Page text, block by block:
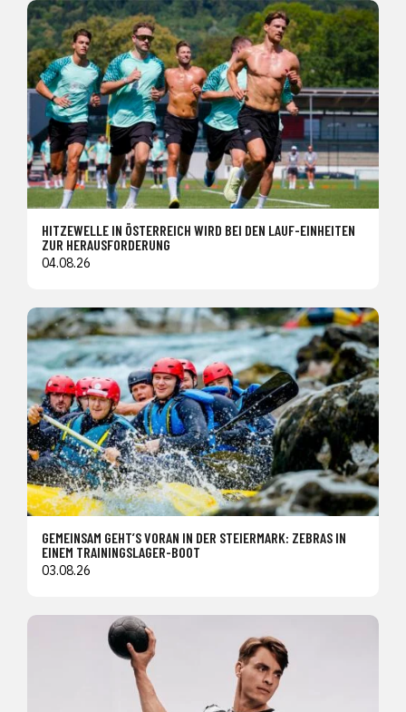
HITZEWELLE IN ÖSTERREICH WIRD BEI DEN LAUF-EINHEITEN
ZUR HERAUSFORDERUNG
04.08.26
GEMEINSAM GEHT’S VORAN IN DER STEIERMARK: ZEBRAS IN
EINEM TRAININGSLAGER-BOOT
03.08.26